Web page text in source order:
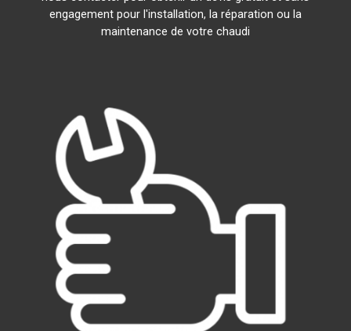
engagement pour l'installation, la réparation ou la
maintenance de votre chaudi